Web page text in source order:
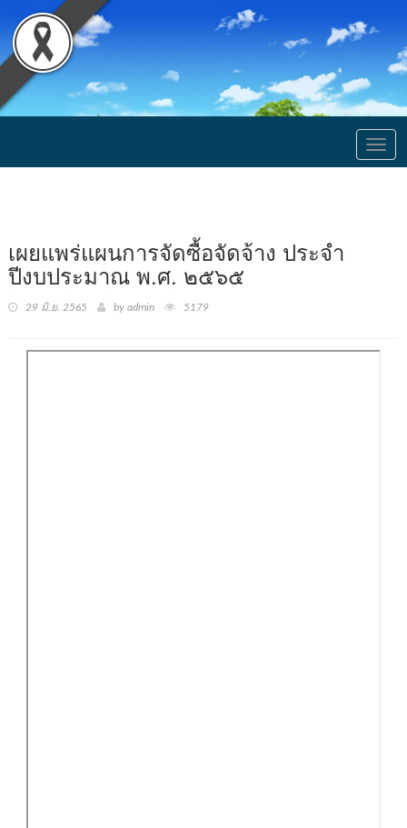
เผยแพร่แผนการจัดซื้อจัดจ้าง ประจำ
ปีงบประมาณ พ.ศ. ๒๕๖๕
29 มิ.ย. 2565 by admin 5179